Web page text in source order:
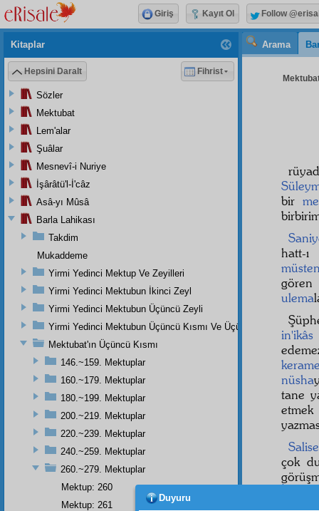
Arama
bir
hatt-
ulema
in'ikâs
nüsha
tane
çok
Kitaplar
Hepsini Daralt Fihrist
Sözler
Mektubat
Lem'alar
Şuâlar
Mesnevî-i Nuriye
İşârâtü'l-İ'câz
Asâ-yı Mûsâ
Barla Lahikası
Takdim
Mukaddeme
Yirmi Yedinci Mektup Ve Zeyilleri
Yirmi Yedinci Mektubun İkinci Zeyl
Yirmi Yedinci Mektubun Üçüncü Zeyli
Yirmi Yedinci Mektubun Üçüncü Kısmı Ve Üçüncü Zeylin
Mektubat'ın Üçüncü Kısmı
146.~159. Mektuplar
160.~179. Mektuplar
180.~199. Mektuplar
200.~219. Mektuplar
220.~239. Mektuplar
240.~259. Mektuplar
260.~279. Mektuplar
Mektup: 260
Mektup: 261
Giriş Kayıt Ol Follow
Duyuru